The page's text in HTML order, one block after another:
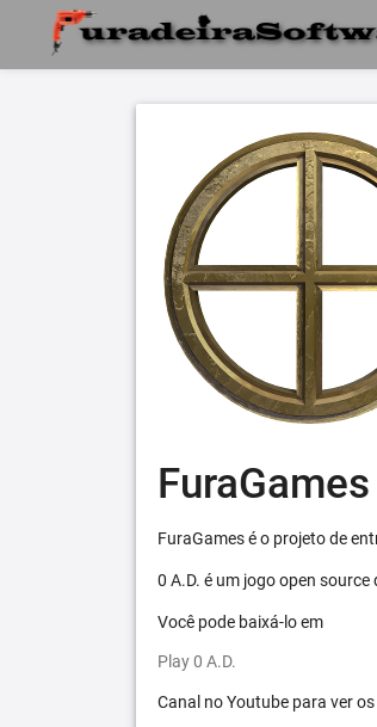
FuraGames é o projeto de
0 A.D. é um jogo open source
Você pode baixá-lo em
Play 0 A.D.
Canal no Youtube para ver